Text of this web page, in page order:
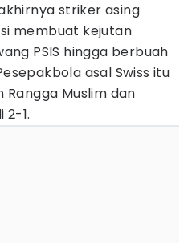
striker asing
membuat kejutan
PSIS hingga berbuah
asal Swiss itu
Muslim dan
2-1.